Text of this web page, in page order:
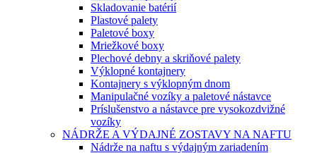
Skladovanie batérií
Plastové palety
Paletové boxy
Mriežkové boxy
Plechové debny a skriňové palety
Výklopné kontajnery
Kontajnery s výklopným dnom
Manipulačné vozíky a paletové nástavce
Príslušenstvo a nástavce pre vysokozdvižné
vozíky
NÁDRŽE A VÝDAJNÉ ZOSTAVY NA NAFTU
Nádrže na naftu s výdajným zariadením